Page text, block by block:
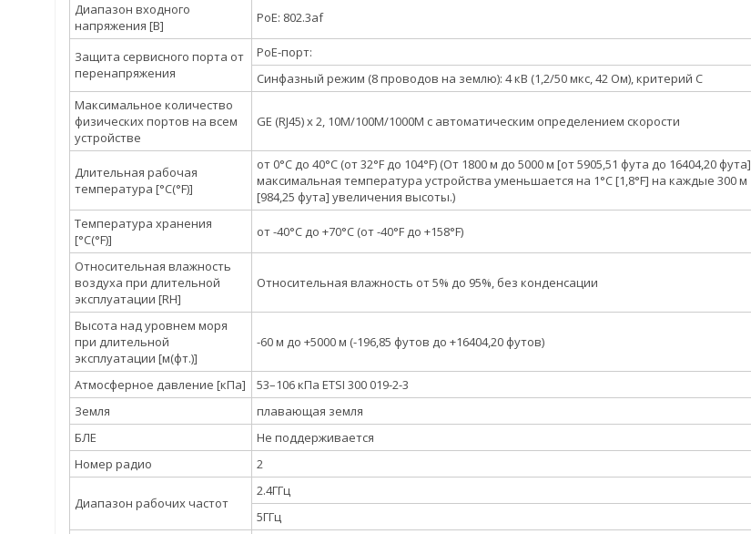
Диапазон входного
напряжения [В]
PoE: 802.3af
Защита сервисного порта от
перенапряжения
PoE-порт:
Синфазный режим (8 проводов на землю): 4 кВ (1,2/50 мкс, 42 Ом), критерий C
Максимальное количество
физических портов на всем
устройстве
GE (RJ45) x 2, 10M/100M/1000M с автоматическим определением скорости
Длительная рабочая
температура [°C(°F)]
от 0°C до 40°C (от 32°F до 104°F) (От 1800 м до 5000 м [от 5905,51 фута до 16404,20 фута]
максимальная температура устройства уменьшается на 1°C [1,8°F] на каждые 300 м
[984,25 фута] увеличения высоты.)
Температура хранения
[°C(°F)]
от -40°C до +70°C (от -40°F до +158°F)
Относительная влажность
воздуха при длительной
эксплуатации [RH]
Относительная влажность от 5% до 95%, без конденсации
Высота над уровнем моря
при длительной
эксплуатации [м(фт.)]
-60 м до +5000 м (-196,85 футов до +16404,20 футов)
Атмосферное давление [кПа]
53–106 кПа ETSI 300 019-2-3
Земля
плавающая земля
БЛЕ
Не поддерживается
Номер радио
2
Диапазон рабочих частот
2.4ГГц
5ГГц